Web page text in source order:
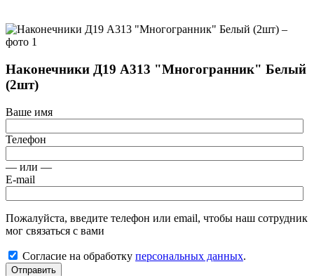
Наконечники Д19 А313 "Многогранник" Белый
(2шт)
Ваше имя
Телефон
— или —
E-mail
Пожалуйста, введите телефон или email, чтобы наш сотрудник
мог связаться с вами
Согласие на обработку персональных данных.
Отправить